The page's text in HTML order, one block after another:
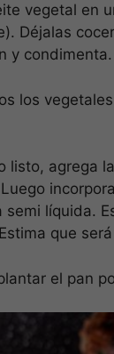
vegetal en
Déjalas
y
los
listo, agrega
semi líquida.
que
el pan